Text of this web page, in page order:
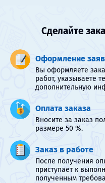
Сделайте
Оформление
Вы оформляете
работ, указываете
дополнительную
Оплата заказа
Вносите за заказ
размере 50 %.
Заказ в работе
После получения
приступает к
полученным